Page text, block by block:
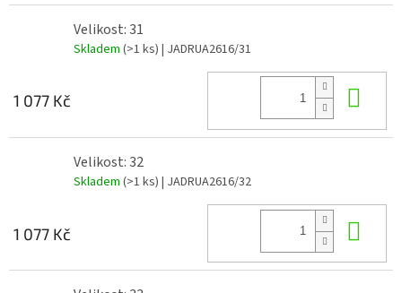
Velikost: 31
Skladem (>1 ks) | JADRUA2616/31
1 077 Kč
Velikost: 32
Skladem (>1 ks) | JADRUA2616/32
1 077 Kč